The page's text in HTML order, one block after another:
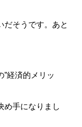
だそうです。あと
”経済的メリッ
め手になりまし